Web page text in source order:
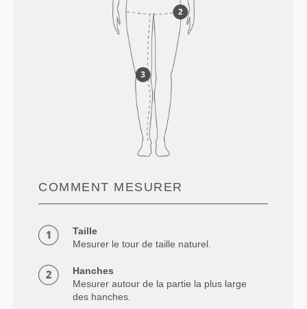
COMMENT MESURER
Taille
Mesurer le tour de taille naturel.
Hanches
Mesurer autour de la partie la plus large
des hanches.